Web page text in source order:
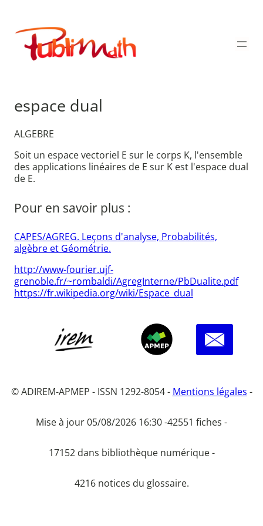
contenu
Publimath
espace dual
ALGEBRE
Soit un espace vectoriel E sur le corps K, l'ensemble
des applications linéaires de E sur K est l'espace dual
de E.
Pour en savoir plus :
CAPES/AGREG. Leçons d'analyse, Probabilités,
algèbre et Géométrie.
http://www-fourier.ujf-
grenoble.fr/~rombaldi/AgregInterne/PbDualite.pdf
https://fr.wikipedia.org/wiki/Espace_dual
© ADIREM-APMEP - ISSN 1292-8054 - Mentions légales -
Mise à jour 05/08/2026 16:30 -42551 fiches -
17152 dans bibliothèque numérique -
4216 notices du glossaire.